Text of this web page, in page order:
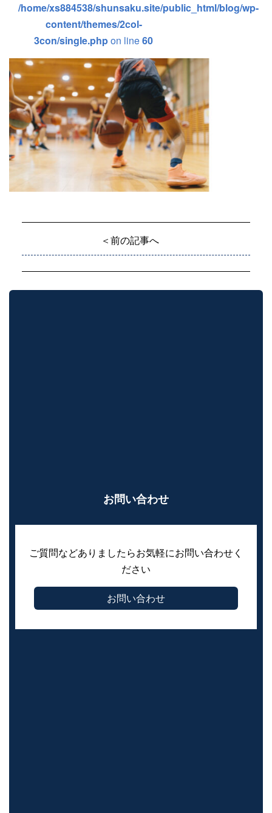
/home/xs884538/shunsaku.site/public_html/blog/wp-
content/themes/2col-
3con/single.phpon line60
＜前の記事へ
お問い合わせ
ご質問などありましたらお気軽にお問い合わせく
ださい
お問い合わせ